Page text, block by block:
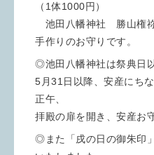
（1体1000円）
池田八幡神社 勝山権
手作りのお守りです。
◎池田八幡神社は祭典日
5月31日以降、安産にち
正午、
拝殿の扉を開き、安産お
◎また「戌の日の御朱印